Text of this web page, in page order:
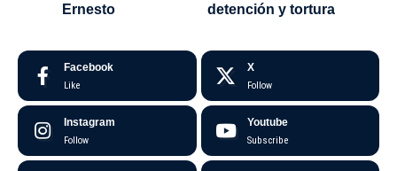
Ernesto
detención y tortura
Facebook
Like
X
Follow
Instagram
Follow
Youtube
Subscribe